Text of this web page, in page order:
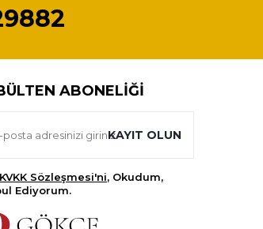
ABONELIĞI
KAYIT OLUN
KVKK Sözleşmesi'ni, Okudum,
Ediyorum.